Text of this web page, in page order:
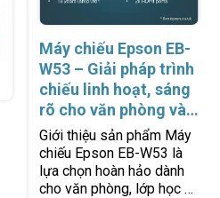
Máy chiếu Epson EB-
W53 – Giải pháp trình
chiếu linh hoạt, sáng
rõ cho văn phòng và
lớp học
Giới thiệu sản phẩm Máy
chiếu Epson EB-W53 là
lựa chọn hoàn hảo dành
cho văn phòng, lớp học và